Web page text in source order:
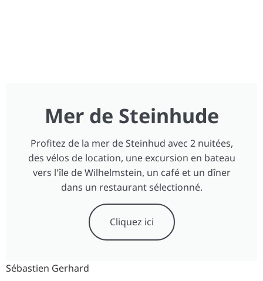
Mer de Steinhude
Profitez de la mer de Steinhud avec 2 nuitées,
des vélos de location, une excursion en bateau
vers l'île de Wilhelmstein, un café et un dîner
dans un restaurant sélectionné.
Cliquez ici
Sébastien Gerhard